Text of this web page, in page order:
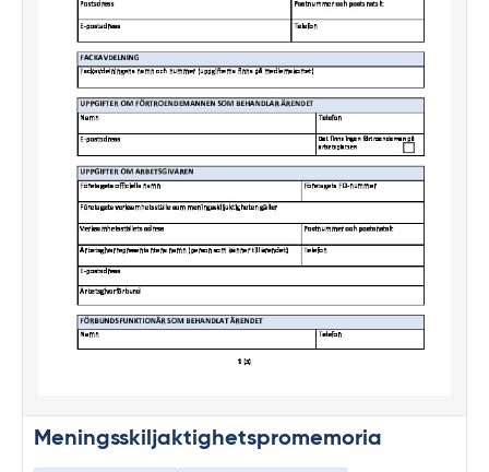
Meningsskiljaktighetspromemoria